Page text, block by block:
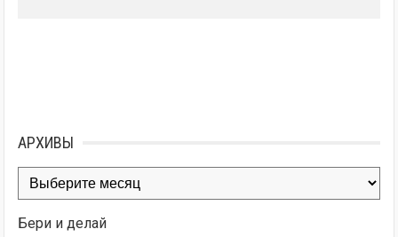
АРХИВЫ
Архивы
Бери и делай